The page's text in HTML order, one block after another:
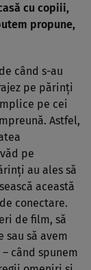
cu copiii,
propune,
când s-au
pe părinţi
pe cei
Astfel,
pe
au ales să
această
conectare.
de film, să
sau să avem
când spunem